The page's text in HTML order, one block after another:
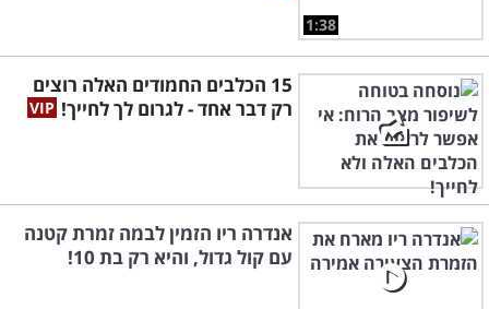
1:38
15 הכלבים החמודים האלה רוצים
רק דבר אחד - לגרום לך לחייך!
אנדרה ריו הזמין לבמה זמרת קטנה
עם קול גדול, והיא רק בת 10!